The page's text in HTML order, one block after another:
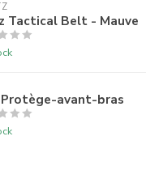
Tactical Belt - Mauve
Protège-avant-bras